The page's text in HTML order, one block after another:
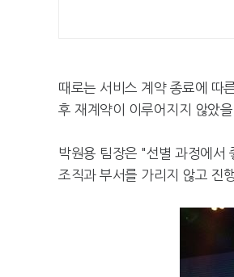
때로는 서비스 계약 종료에 따
후 재계약이 이루어지지 않았
박원용 팀장은 "선별 과정에서
조직과 부서를 가리지 않고 진